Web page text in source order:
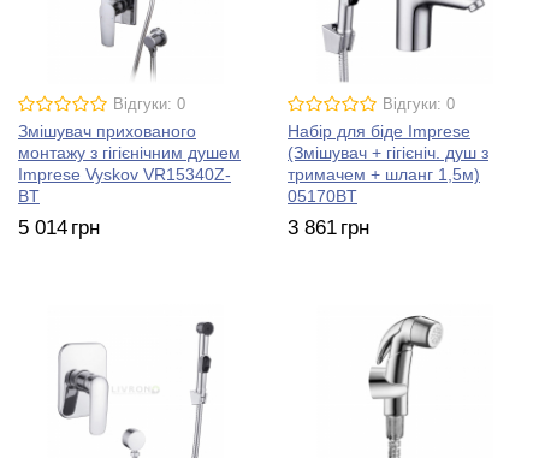
Відгуки: 0
Змішувач прихованого
монтажу з гігієнічним душем
Imprese Vyskov VR15340Z-
BT
5 014 грн
Відгуки: 0
Набір для біде Imprese
(Змішувач + гігієніч. душ з
тримачем + шланг 1,5м)
05170BT
3 861 грн